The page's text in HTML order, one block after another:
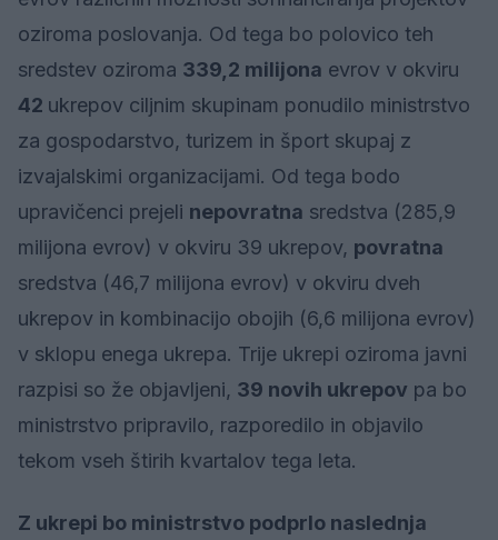
oziroma poslovanja. Od tega bo polovico teh
sredstev oziroma 339,2 milijona evrov v okviru
42 ukrepov ciljnim skupinam ponudilo ministrstvo
za gospodarstvo, turizem in šport skupaj z
izvajalskimi organizacijami. Od tega bodo
upravičenci prejeli nepovratna sredstva (285,9
milijona evrov) v okviru 39 ukrepov, povratna
sredstva (46,7 milijona evrov) v okviru dveh
ukrepov in kombinacijo obojih (6,6 milijona evrov)
v sklopu enega ukrepa. Trije ukrepi oziroma javni
razpisi so že objavljeni, 39 novih ukrepov pa bo
ministrstvo pripravilo, razporedilo in objavilo
tekom vseh štirih kvartalov tega leta.
Z ukrepi bo ministrstvo podprlo naslednja